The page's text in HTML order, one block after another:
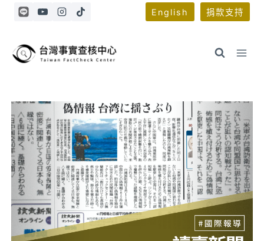
Skip
English 捐款支持